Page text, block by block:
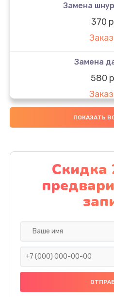
Замена
370
Замена
580
Замена
2000
Ремонт платы
ПОКАЗАТЬ
Скидка